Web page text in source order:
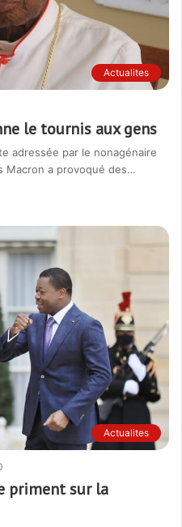
Actualites
le tournis aux gens
adressée par le nonagénaire
Macron a provoqué des…
Actualites
priment sur la